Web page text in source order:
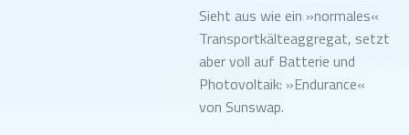
Sieht aus wie ein »normales«
Transportkälteaggregat, setzt
aber voll auf Batterie und
Photovoltaik: »Endurance«
von Sunswap.